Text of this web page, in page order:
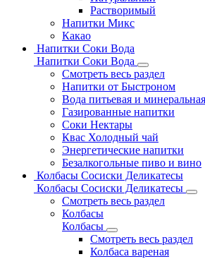
Растворимый
Напитки Микс
Какао
Напитки Соки Вода
Напитки Соки Вода
Смотреть весь раздел
Напитки от Быстроном
Вода питьевая и минеральная
Газированные напитки
Соки Нектары
Квас Холодный чай
Энергетические напитки
Безалкогольные пиво и вино
Колбасы Сосиски Деликатесы
Колбасы Сосиски Деликатесы
Смотреть весь раздел
Колбасы
Колбасы
Смотреть весь раздел
Колбаса вареная